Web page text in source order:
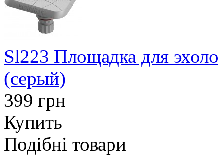
Sl223 Площадка для
(серый)
399 грн
Купить
Подібні товари